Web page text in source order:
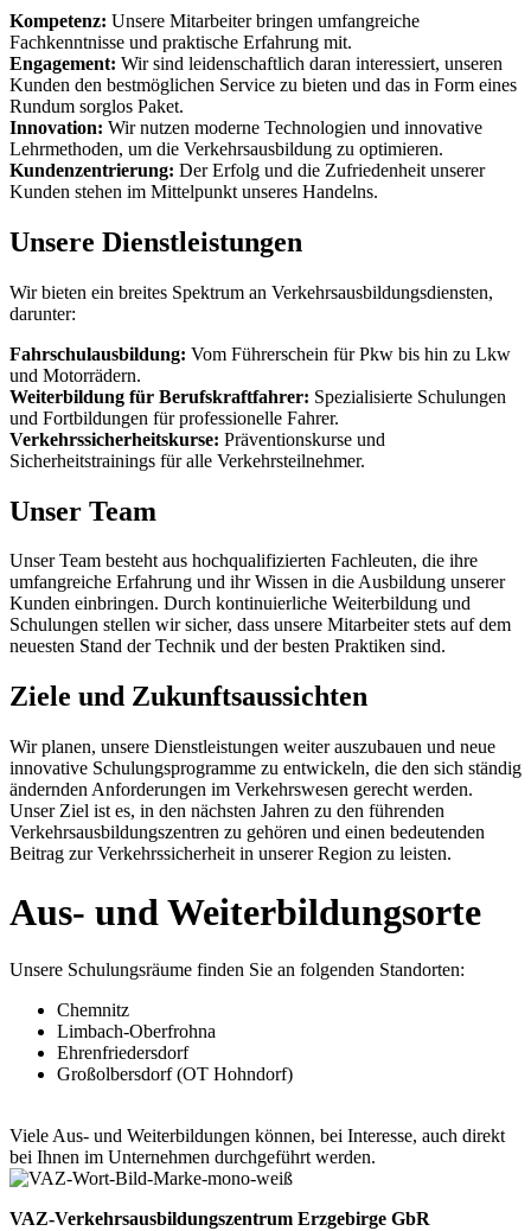
Kompetenz: Unsere Mitarbeiter bringen umfangreiche
Fachkenntnisse und praktische Erfahrung mit.
Engagement: Wir sind leidenschaftlich daran interessiert, unseren
Kunden den bestmöglichen Service zu bieten und das in Form eines
Rundum sorglos Paket.
Innovation: Wir nutzen moderne Technologien und innovative
Lehrmethoden, um die Verkehrsausbildung zu optimieren.
Kundenzentrierung: Der Erfolg und die Zufriedenheit unserer
Kunden stehen im Mittelpunkt unseres Handelns.
Unsere Dienstleistungen
Wir bieten ein breites Spektrum an Verkehrsausbildungsdiensten,
darunter:
Fahrschulausbildung: Vom Führerschein für Pkw bis hin zu Lkw
und Motorrädern.
Weiterbildung für Berufskraftfahrer: Spezialisierte Schulungen
und Fortbildungen für professionelle Fahrer.
Verkehrssicherheitskurse: Präventionskurse und
Sicherheitstrainings für alle Verkehrsteilnehmer.
Unser Team
Unser Team besteht aus hochqualifizierten Fachleuten, die ihre
umfangreiche Erfahrung und ihr Wissen in die Ausbildung unserer
Kunden einbringen. Durch kontinuierliche Weiterbildung und
Schulungen stellen wir sicher, dass unsere Mitarbeiter stets auf dem
neuesten Stand der Technik und der besten Praktiken sind.
Ziele und Zukunfts­aussichten
Wir planen, unsere Dienstleistungen weiter auszubauen und neue
innovative Schulungsprogramme zu entwickeln, die den sich ständig
ändernden Anforderungen im Verkehrswesen gerecht werden.
Unser Ziel ist es, in den nächsten Jahren zu den führenden
Verkehrsausbildungszentren zu gehören und einen bedeutenden
Beitrag zur Verkehrssicherheit in unserer Region zu leisten.
Aus- und Weiterbildungs­orte
Unsere Schulungsräume finden Sie an folgenden Standorten:
Chemnitz
Limbach-Oberfrohna
Ehrenfriedersdorf
Großolbersdorf (OT Hohndorf)
Viele Aus- und Weiterbildungen können, bei Interesse, auch direkt
bei Ihnen im Unternehmen durchgeführt werden.
VAZ-Verkehrsausbildungszentrum Erzgebirge GbR